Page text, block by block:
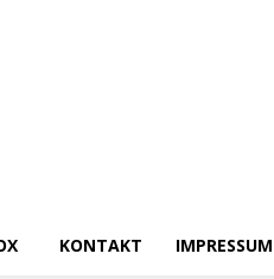
KONTAKT IMPRESSUM